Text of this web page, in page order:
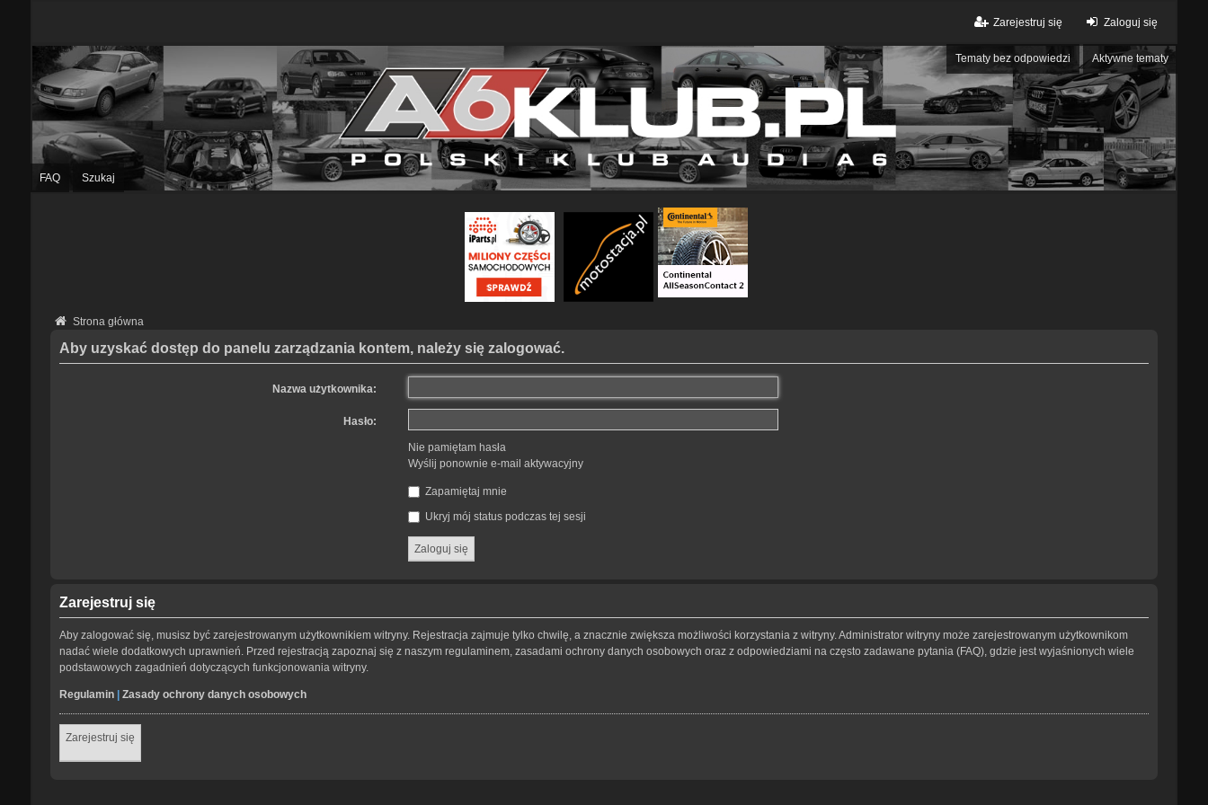
Zaloguj się
Zarejestruj się
Tematy bez odpowiedzi Aktywne tematy
FAQ Szukaj
Strona główna
Aby uzyskać dostęp do panelu zarządzania kontem, należy się zalogować.
Nazwa użytkownika:
Hasło:
Nie pamiętam hasła
Wyślij ponownie e-mail aktywacyjny
Zapamiętaj mnie
Ukryj mój status podczas tej sesji
Zarejestruj się
Aby zalogować się, musisz być zarejestrowanym użytkownikiem witryny. Rejestracja zajmuje tylko chwilę, a znacznie zwiększa możliwości korzystania z witryny. Administrator witryny może zarejestrowanym użytkownikom
nadać wiele dodatkowych uprawnień. Przed rejestracją zapoznaj się z naszym regulaminem, zasadami ochrony danych osobowych oraz z odpowiedziami na często zadawane pytania (FAQ), gdzie jest wyjaśnionych wiele
podstawowych zagadnień dotyczących funkcjonowania witryny.
Regulamin| Zasady ochrony danych osobowych
Zarejestruj się